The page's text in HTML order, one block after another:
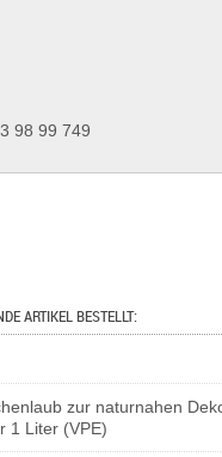
98 99 749
ARTIKEL BESTELLT:
zur naturnahen
1 Liter (VPE)